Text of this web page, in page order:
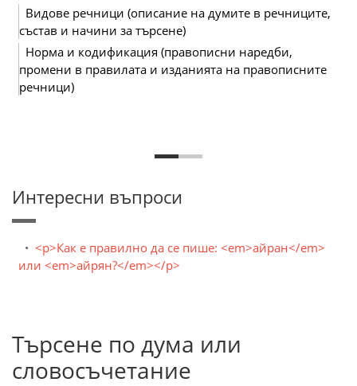
Видове речници (описание на думите в речниците,
състав и начини за търсене)
Норма и кодификация (правописни наредби,
промени в правилата и изданията на правописните
речници)
Интересни въпроси
<p>Как е правилно да се пише: <em>айран</em>
или <em>айрян?</em></p>
Търсене по дума или
словосъчетание